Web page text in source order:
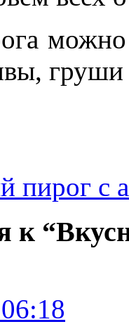
пирог с
к